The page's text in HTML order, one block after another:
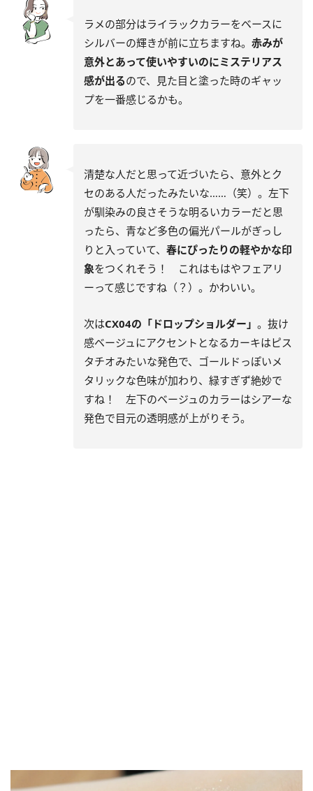
ラメの部分はライラックカラーをベースに
シルバーの輝きが前に立ちますね。 赤みが
意外とあって使いやすいのにミステリアス
感が出るので、見た目と塗った時のギャッ
プを一番感じるかも。
清楚な人だと思って近づいたら、意外とク
セのある人だったみたいな……（笑）。左下
が馴染みの良さそうな明るいカラーだと思
ったら、青など多色の偏光パールがぎっし
りと入っていて、 春にぴったりの軽やかな印
象をつくれそう！ これはもはやフェアリ
ーって感じですね（？）。かわいい。
次はCX04の「ドロップショルダー」 。抜け
感ベージュにアクセントとなるカーキはピス
タチオみたいな発色で、ゴールドっぽいメ
タリックな色味が加わり、緑すぎず絶妙で
すね！ 左下のベージュのカラーはシアーな
発色で目元の透明感が上がりそう。